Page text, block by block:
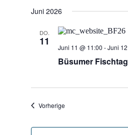
Juni 2026
DO.
11 Juni 11 @ 11:00 -Juni
Büsumer
VorherigeVeranstaltungen